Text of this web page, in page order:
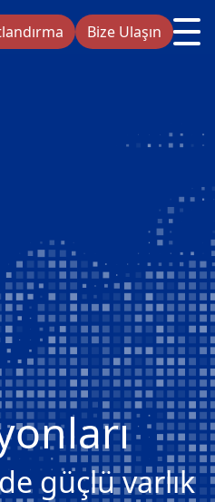
Bize Ulaşın
güçlü varlık